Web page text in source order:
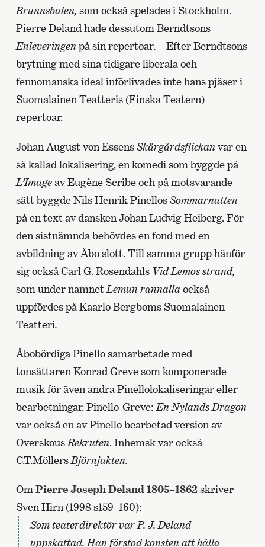
Brunnsbalen, som också spelades i Stockholm.
Pierre Deland hade dessutom Berndtsons
Enleveringenpå sin repertoar. –Efter Berndtsons
brytning med sina tidigare liberala och
fennomanska ideal införlivades inte hans pjäser i
Suomalainen Teatteris (Finska Teatern)
repertoar.
Johan August von EssensSkärgårdsflickanvar en
så kallad lokalisering, en komedi som byggde på
L’Imageav Eugène Scribe och på motsvarande
sätt byggde Nils Henrik PinellosSommarnatten
på en text av dansken Johan Ludvig Heiberg. För
den sistnämnda behövdes en fond med en
avbildning av Åbo slott. Till samma grupp hänför
sig också Carl G. Rosendahls Vid Lemos strand,
som under namnet Lemun rannallaockså
uppfördes på Kaarlo Bergboms Suomalainen
Teatteri.
Åbobördiga Pinello samarbetade med
tonsättaren Konrad Greve som komponerade
musik för även andra Pinellolokaliseringar eller
bearbetningar. Pinello-Greve: En Nylands Dragon
var också en av Pinello bearbetad version av
OverskousRekruten. Inhemsk var också
C.T.Möllers Björnjakten.
Om Pierre Joseph Deland 1805–1862skriver
Sven Hirn (1998 s159–160):
Som teaterdirektör var P. J. Deland
uppskattad. Han förstod konsten att hålla